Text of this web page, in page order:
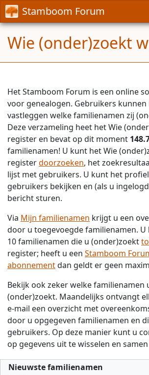
Stamboom Forum
Wie (onder)zoekt
Het Stamboom Forum is een online
voor genealogen. Gebruikers
vastleggen welke familienamen zij
Deze verzameling heet het Wie
register en bevat op dit moment
familienamen! U kunt het Wie
registerdoorzoeken, het
lijst met gebruikers. U kunt het
gebruikers bekijken en (als u
bericht sturen.
Via Mijn familienamen krijgt u een
door u toegevoegde familienamen. U
10 familienamen die u (onder)zoekt
register; heeft u een Stamboom
abonnementdan geldt er geen
Bekijk ook zeker welke familienamen
(onder)zoekt. Maandelijks ontvangt
e-mail een overzicht met
door u opgegeven familienamen en
gebruikers. Op deze manier kunt u
op gegevens uit te wisselen en
Nieuwste familienamen